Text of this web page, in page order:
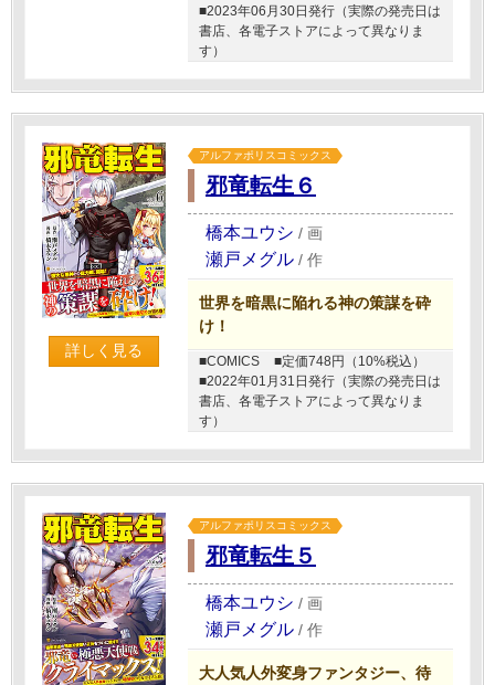
■2023年06月30日発行（実際の発売日は
書店、各電子ストアによって異なりま
す）
詳しく見る
アルファポリスコミックス
邪竜転生６
橋本ユウシ / 画
瀬戸メグル / 作
世界を暗黒に陥れる神の策謀を砕
け！
■COMICS
■定価748円（10%税込）
■2022年01月31日発行（実際の発売日は
書店、各電子ストアによって異なりま
す）
アルファポリスコミックス
邪竜転生５
橋本ユウシ / 画
瀬戸メグル / 作
大人気人外変身ファンタジー、待